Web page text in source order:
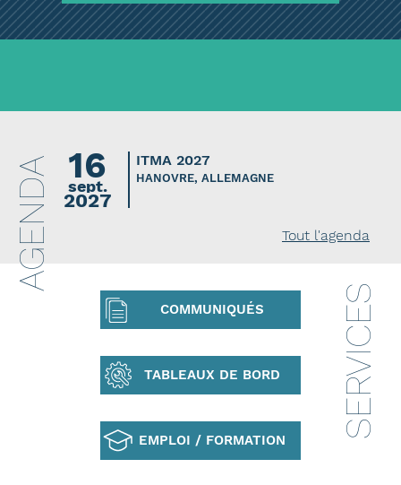
AGENDA 16
sept.
2027
ITMA 2027
HANOVRE, ALLEMAGNE
Tout l'agenda
COMMUNIQUÉS
TABLEAUX DE BORD
EMPLOI / FORMATION
SERVICES